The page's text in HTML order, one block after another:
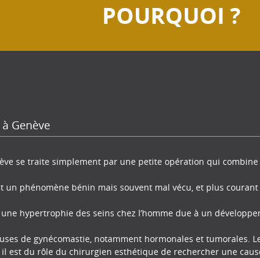
POURQUOI ?
Genève
se traite simplement par une petite opération qui
un phénomène bénin mais souvent mal vécu, et plus courant
hypertrophie des seins chez l’homme due à un
de gynécomastie, notamment hormonales et tumorales.
est du rôle du chirurgien esthétique de rechercher une